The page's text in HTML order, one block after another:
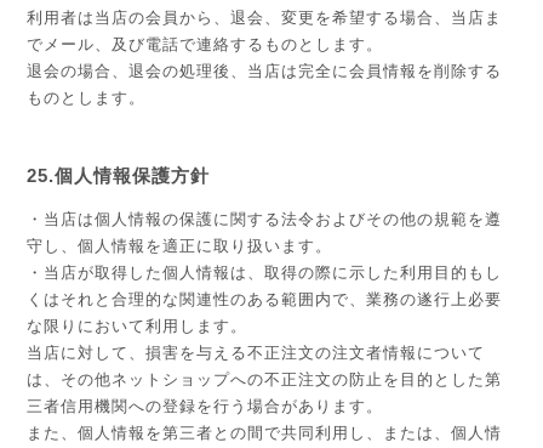
利用者は当店の会員から、退会、変更を希望する場合、当店ま
でメール、及び電話で連絡するものとします。
退会の場合、退会の処理後、当店は完全に会員情報を削除する
ものとします。
25.個人情報保護方針
・当店は個人情報の保護に関する法令およびその他の規範を遵
守し、個人情報を適正に取り扱います。
・当店が取得した個人情報は、取得の際に示した利用目的もし
くはそれと合理的な関連性のある範囲内で、業務の遂行上必要
な限りにおいて利用します。
当店に対して、損害を与える不正注文の注文者情報について
は、その他ネットショップへの不正注文の防止を目的とした第
三者信用機関への登録を行う場合があります。
また、個人情報を第三者との間で共同利用し、または、個人情